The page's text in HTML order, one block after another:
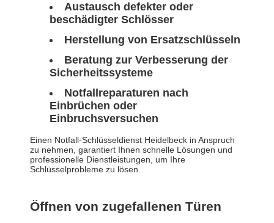
Austausch defekter oder
beschädigter Schlösser
Herstellung von Ersatzschlüsseln
Beratung zur Verbesserung der
Sicherheitssysteme
Notfallreparaturen nach
Einbrüchen oder
Einbruchsversuchen
Einen Notfall-Schlüsseldienst Heidelbeck in Anspruch
zu nehmen, garantiert Ihnen schnelle Lösungen und
professionelle Dienstleistungen, um Ihre
Schlüsselprobleme zu lösen.
Öffnen von zugefallenen Türen